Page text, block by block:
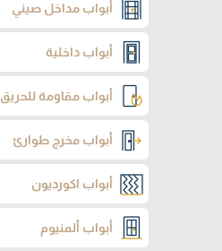
أبواب مداخل صيني
أبواب داخلية
أبواب مقاومة للحريق
أبواب مخرج طوارئ
أبواب اكورديون
أبواب ألمنيوم